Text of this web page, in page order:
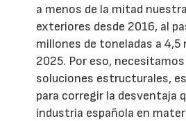
a menos de la mitad
exteriores desde 2016, al
millones de toneladas a 4,5
2025. Por eso,
soluciones estructurales,
para corregir la desventaja
industria española en